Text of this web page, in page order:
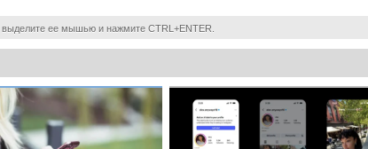
ее мышью и нажмите CTRL+ENTER.